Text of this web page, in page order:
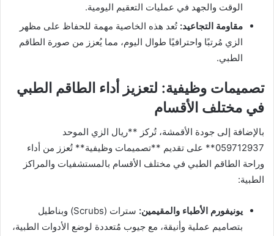
الوقت والجهد في عمليات التعقيم اليومية.
مقاومة التجاعيد: تُعد هذه الخاصية مهمة للحفاظ على مظهر
الزي مُرتبًا واحترافيًا طوال اليوم، مما يُعزز من صورة الطاقم
الطبي.
تصميمات وظيفية: لتعزيز أداء الطاقم الطبي
في مختلف الأقسام
بالإضافة إلى جودة الأقمشة، تُركز **ريال الزي الموحد
059712937** على تقديم **تصميمات وظيفية** تُعزز من أداء
وراحة الطاقم الطبي في مختلف الأقسام بالمستشفيات والمراكز
الطبية:
يونيفورم الأطباء والمقيمين:
سترات (Scrubs) وبناطيل
بتصاميم عملية وأنيقة، مع جيوب مُتعددة لوضع الأدوات الطبية،